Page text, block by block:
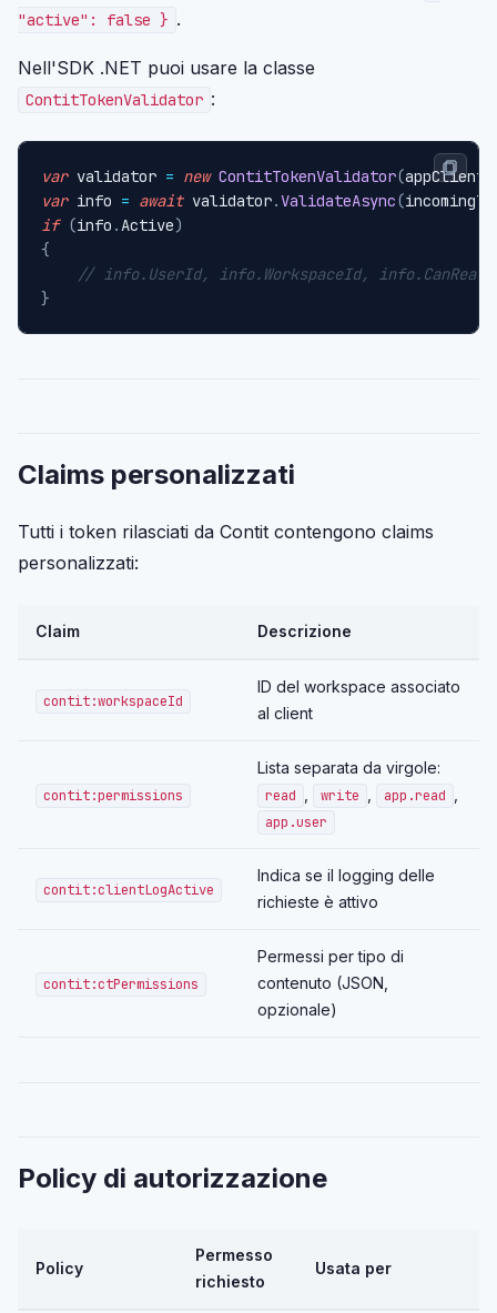
"active": false } .
Nell'SDK .NET puoi usare la classe
ContitTokenValidator :
var validator = new ContitTokenValidator(
var info = await validator.ValidateAsync(
if (info .Active)
{
// info.UserId, info.WorkspaceId,
}
Claims personalizzati
Tutti i token rilasciati da Contit contengono claims
personalizzati:
Claim Descrizione
contit:workspaceId
ID del workspace associato
al client
contit:permissions
Lista separata da virgole:
read write app.read
app.user
contit:clientLogActive
Indica se il logging delle
richieste è attivo
contit:ctPermissions
Permessi per tipo di
contenuto (JSON,
opzionale)
Policy di autorizzazione
Policy
Permesso
richiesto
Usata per